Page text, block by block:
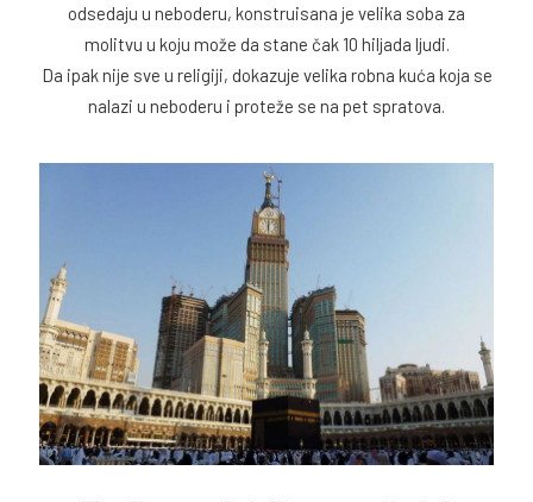
odsedaju u neboderu, konstruisana je velika soba za
molitvu u koju može da stane čak 10 hiljada ljudi.
Da ipak nije sve u religiji, dokazuje velika robna kuća koja se
nalazi u neboderu i proteže se na pet spratova.